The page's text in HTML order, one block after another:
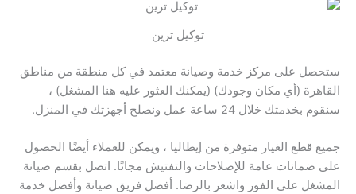
توكيل ترين
ستحصل على مركز خدمة وصيانة معتمد في كل منطقة من مناطق
القاهرة (أي مكان وجودك) (يمكنك العثور عليه هنا المشغل) ،
سنقوم بخدمتك خلال 24 ساعة عمل ونصلح أجهزتك في المنزل.
جميع قطع الغيار متوفرة من إيطاليا ، ويمكن للعملاء أيضًا الحصول
على ضمانات عامة للإصلاحات والتفتيش مجانًا. اتصل بقسم صيانة
المشغل على الفور واشعر بالرضا. أفضل فريق صيانة وأفضل خدمة